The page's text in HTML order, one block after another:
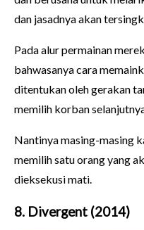
dan jasadnya akan
Pada alur permainan
bahwasanya cara
ditentukan oleh gerakan
memilih korban
Nantinya masing-masing
memilih satu orang yang
dieksekusi mati.
8. Divergent (2014)